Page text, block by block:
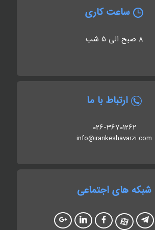
ساعت کاری
8 صبح الی 5 شب
ارتباط با ما
026-36701262
info@irankeshavarzi.com
شبکه های اجتماعی